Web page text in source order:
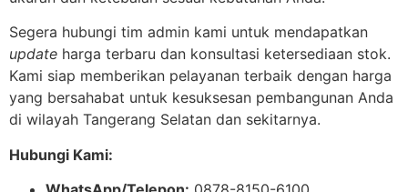
Segera hubungi tim admin kami untuk mendapatkan
update harga terbaru dan konsultasi ketersediaan stok.
Kami siap memberikan pelayanan terbaik dengan harga
yang bersahabat untuk kesuksesan pembangunan Anda
di wilayah Tangerang Selatan dan sekitarnya.
Hubungi Kami: